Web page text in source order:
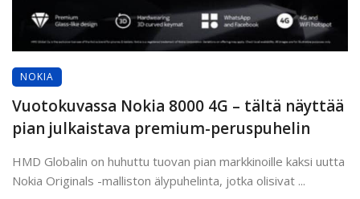
NOKIA
Vuotokuvassa Nokia 8000 4G – tältä näyttää
pian julkaistava premium-peruspuhelin
HMD Globalin on huhuttu tuovan pian markkinoille kaksi uutta
Nokia Originals -malliston älypuhelinta, jotka olisivat ...